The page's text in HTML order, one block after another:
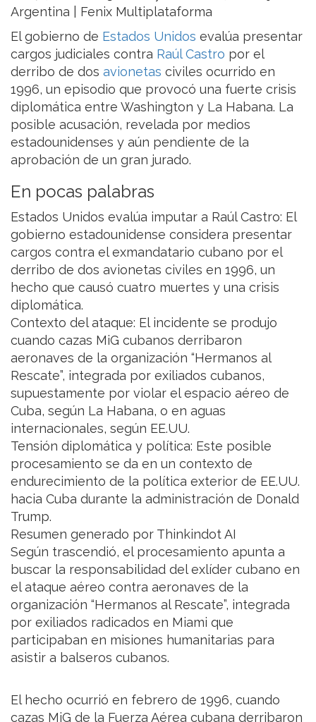
Argentina | Fenix Multiplataforma
El gobierno de Estados Unidos evalúa presentar
cargos judiciales contra Raúl Castro por el
derribo de dos avionetas civiles ocurrido en
1996, un episodio que provocó una fuerte crisis
diplomática entre Washington y La Habana. La
posible acusación, revelada por medios
estadounidenses y aún pendiente de la
aprobación de un gran jurado.
En pocas palabras
Estados Unidos evalúa imputar a Raúl Castro: El
gobierno estadounidense considera presentar
cargos contra el exmandatario cubano por el
derribo de dos avionetas civiles en 1996, un
hecho que causó cuatro muertes y una crisis
diplomática.
Contexto del ataque: El incidente se produjo
cuando cazas MiG cubanos derribaron
aeronaves de la organización “Hermanos al
Rescate”, integrada por exiliados cubanos,
supuestamente por violar el espacio aéreo de
Cuba, según La Habana, o en aguas
internacionales, según EE.UU.
Tensión diplomática y política: Este posible
procesamiento se da en un contexto de
endurecimiento de la política exterior de EE.UU.
hacia Cuba durante la administración de Donald
Trump.
Resumen generado por Thinkindot AI
Según trascendió, el procesamiento apunta a
buscar la responsabilidad del exlíder cubano en
el ataque aéreo contra aeronaves de la
organización “Hermanos al Rescate”, integrada
por exiliados radicados en Miami que
participaban en misiones humanitarias para
asistir a balseros cubanos.
El hecho ocurrió en febrero de 1996, cuando
cazas MiG de la Fuerza Aérea cubana derribaron